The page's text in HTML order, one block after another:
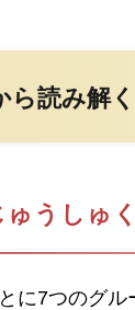
ら読み解
うしゅく
に7つのグ